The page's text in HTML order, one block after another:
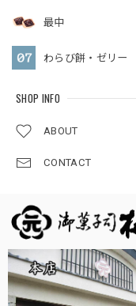
最中
わらび餅・ゼリー
SHOP INFO
ABOUT
CONTACT